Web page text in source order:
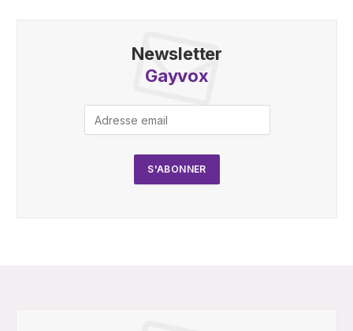
Newsletter
Gayvox